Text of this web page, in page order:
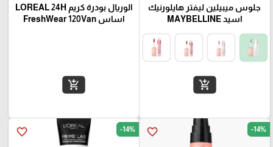
جلوس میبیلین لیفتر هايلورنيك
اسيد MAYBELLINE
add_shopping_cart
الوريال بودرة كريم LOREAL 24H
اساس FreshWear 120Van
add_shopping_cart
favorite_border -14%
favorite_border -14%